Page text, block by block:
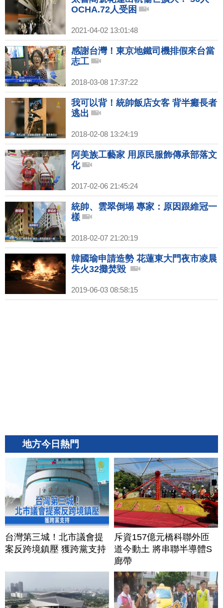
OCHA.72人受困
2021-04-02 13:01:48
感謝台灣！東京地鐵司機排假來台當
志工
2018-03-08 17:37:22
我可以背！統帥飯店女客 背半癱長者
逃出
2018-02-08 13:24:19
阿美族工藝家 用原民服飾傳承部落文
化
2017-02-06 21:45:24
統帥、雲翠倒塌 專家：原因跟維冠一
樣
2018-02-07 21:20:19
韓國瑜申請造勢 花蓮東大門夜市凌晨
失火32攤焚毀
2019-06-03 08:58:15
地方今日熱門
台灣第三城！北市議會提
案反跨境鎮壓 獲跨黨支持
斥資157億元橋科聯外匝
道今動土 將串聯半導體S
廊帶